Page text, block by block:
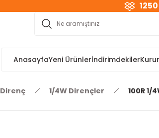
AnasayfaYeni Ürünlerİndirimdekiler
Direnç 1/4W Dirençler 100R 1/